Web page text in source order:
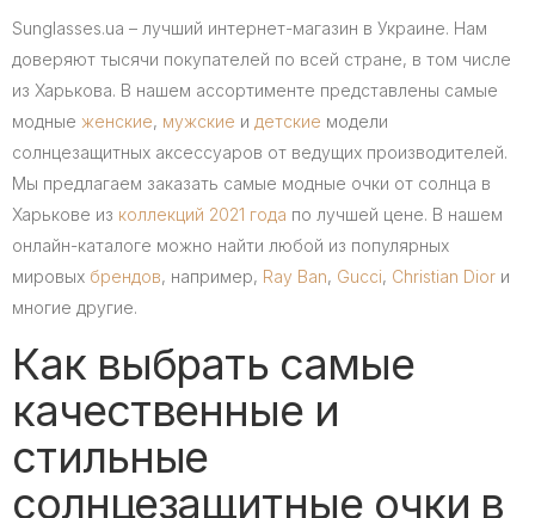
Sunglasses.ua – лучший интернет-магазин в Украине. Нам
доверяют тысячи покупателей по всей стране, в том числе
из Харькова. В нашем ассортименте представлены самые
модные женские, мужские и детские модели
солнцезащитных аксессуаров от ведущих производителей.
Мы предлагаем заказать самые модные очки от солнца в
Харькове из коллекций 2021 года по лучшей цене. В нашем
онлайн-каталоге можно найти любой из популярных
мировых брендов, например, Ray Ban, Gucci, Christian Dior и
многие другие.
Как выбрать самые
качественные и
стильные
солнцезащитные очки в